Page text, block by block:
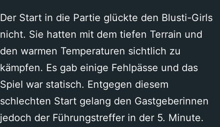
Der Start in die Partie glückte den Blusti-Girls
nicht. Sie hatten mit dem tiefen Terrain und
den warmen Temperaturen sichtlich zu
kämpfen. Es gab einige Fehlpässe und das
Spiel war statisch. Entgegen diesem
schlechten Start gelang den Gastgeberinnen
jedoch der Führungstreffer in der 5. Minute.